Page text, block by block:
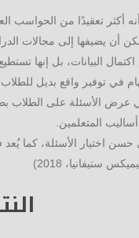
أكثر تعقيدًا من الحواسب
أن يضيفها إلى مجالات
البيانات، بل إنها تستطيع
في توفير واقع بديل للطلاب،
عرض الأسئلة على
المتعلمين.
اختيار الأسئلة، كما يُعد
ستيفانيا، 2018)